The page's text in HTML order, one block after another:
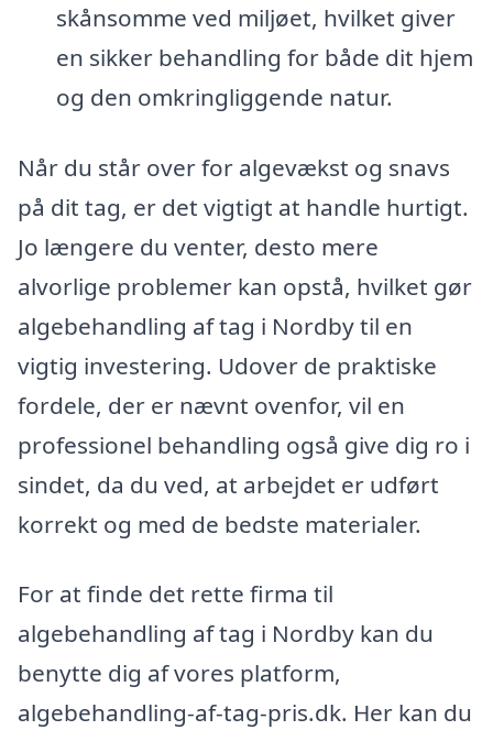
skånsomme ved miljøet, hvilket giver
en sikker behandling for både dit hjem
og den omkringliggende natur.
Når du står over for algevækst og snavs
på dit tag, er det vigtigt at handle hurtigt.
Jo længere du venter, desto mere
alvorlige problemer kan opstå, hvilket gør
algebehandling af tag i Nordby til en
vigtig investering. Udover de praktiske
fordele, der er nævnt ovenfor, vil en
professionel behandling også give dig ro i
sindet, da du ved, at arbejdet er udført
korrekt og med de bedste materialer.
For at finde det rette firma til
algebehandling af tag i Nordby kan du
benytte dig af vores platform,
algebehandling-af-tag-pris.dk. Her kan du